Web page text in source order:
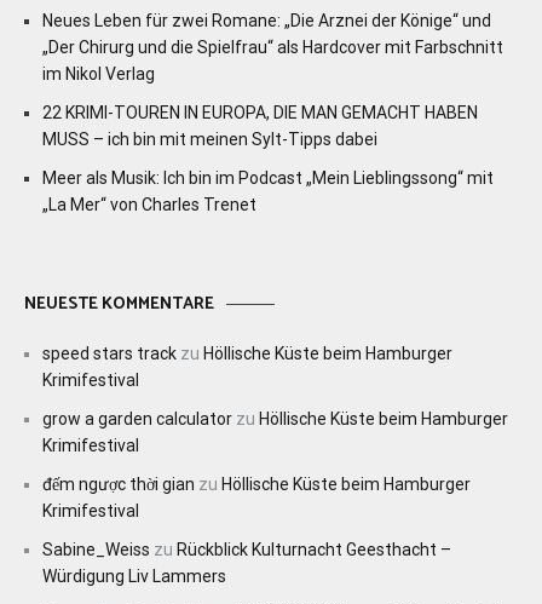
Neues Leben für zwei Romane: „Die Arznei der Könige“ und
„Der Chirurg und die Spielfrau“ als Hardcover mit Farbschnitt
im Nikol Verlag
22 KRIMI-TOUREN IN EUROPA, DIE MAN GEMACHT HABEN
MUSS – ich bin mit meinen Sylt-Tipps dabei
Meer als Musik: Ich bin im Podcast „Mein Lieblingssong“ mit
„La Mer“ von Charles Trenet
NEUESTE KOMMENTARE
speed stars track zu Höllische Küste beim Hamburger
Krimifestival
grow a garden calculator zu Höllische Küste beim Hamburger
Krimifestival
đếm ngược thời gian zu Höllische Küste beim Hamburger
Krimifestival
Sabine_Weiss zu Rückblick Kulturnacht Geesthacht –
Würdigung Liv Lammers